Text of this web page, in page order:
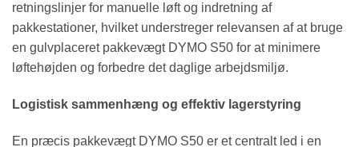
retningslinjer for manuelle løft og indretning af
pakkestationer, hvilket understreger relevansen af at bruge
en gulvplaceret pakkevægt DYMO S50 for at minimere
løftehøjden og forbedre det daglige arbejdsmiljø.
Logistisk sammenhæng og effektiv lagerstyring
En præcis pakkevægt DYMO S50 er et centralt led i en